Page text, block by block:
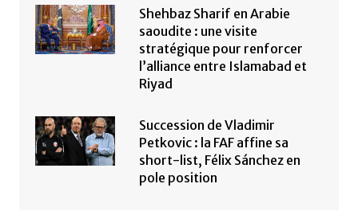
Shehbaz Sharif en Arabie
saoudite : une visite
stratégique pour renforcer
l’alliance entre Islamabad et
Riyad
Succession de Vladimir
Petkovic : la FAF affine sa
short-list, Félix Sánchez en
pole position